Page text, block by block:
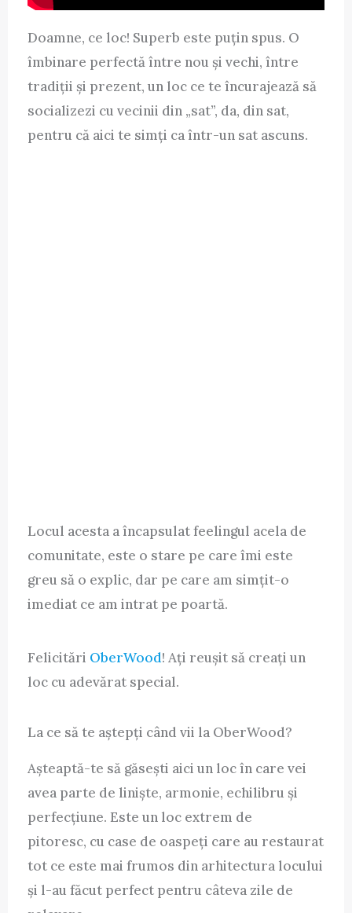
Doamne, ce loc! Superb este puțin spus. O
îmbinare perfectă între nou și vechi, între
tradiții și prezent, un loc ce te încurajează să
socializezi cu vecinii din „sat”, da, din sat,
pentru că aici te simți ca într-un sat ascuns.
Locul acesta a încapsulat feelingul acela de
comunitate, este o stare pe care îmi este
greu să o explic, dar pe care am simțit-o
imediat ce am intrat pe poartă.
Felicitări OberWood! Ați reușit să creați un
loc cu adevărat special.
La ce să te aștepți când vii la OberWood?
Așteaptă-te să găsești aici un loc în care vei
avea parte de liniște, armonie, echilibru și
perfecțiune. Este un loc extrem de
pitoresc, cu case de oaspeți care au restaurat
tot ce este mai frumos din arhitectura locului
și l-au făcut perfect pentru câteva zile de